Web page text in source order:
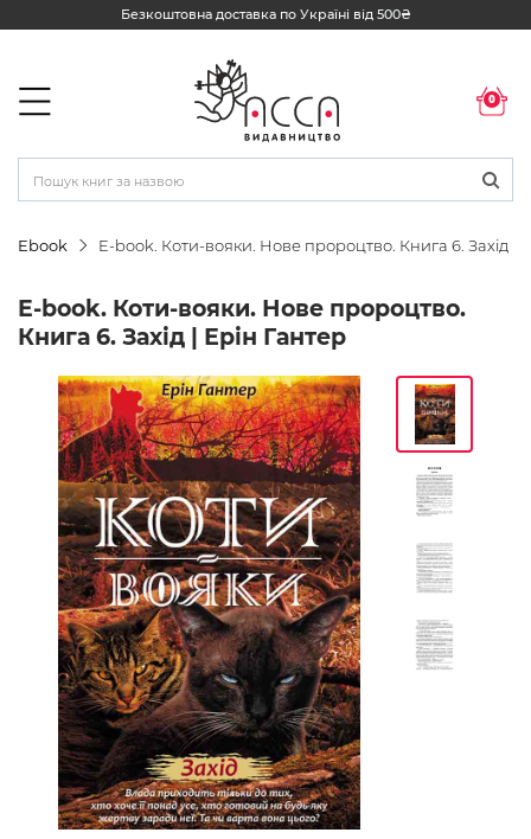
Безкоштовна доставка по Україні від 500₴
0
Ebook E-book. Коти-вояки. Нове пророцтво. Книга 6. Захід
E-book. Коти-вояки. Нове пророцтво.
Книга 6. Захід | Ерін Гантер